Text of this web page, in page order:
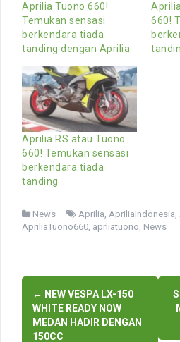
Aprilia Tuono 660!
Temukan sensasi
berkendara tiada
tanding dengan Aprilia
660!
Aprilia RS atau Tuono
660! Temukan sensasi
berkendara tiada
tanding
News Aprilia ApriliaIndonesia
ApriliaTuono660 aprliatuono News
Post
navigation
← NEW VESPA LX-150
WHITE READY NOW
MEDAN HADIR DENGAN
150CC